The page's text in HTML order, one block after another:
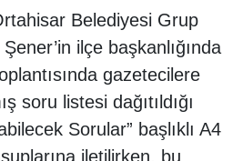
Belediyesi Grup
ilçe başkanlığında
gazetecilere
soru listesi dağıtıldığı
Sorular” başlıklı A4
iletilirken, bu